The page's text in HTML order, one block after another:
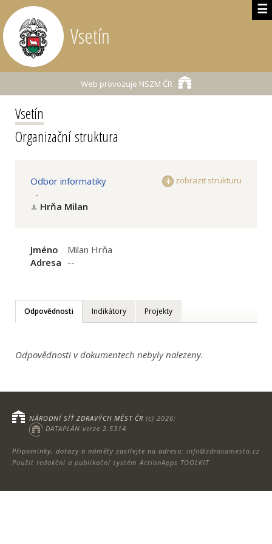
☰
Vsetín
Web provozuje NSZM ČR
Vsetín
Organizační struktura
zobrazit strukturu
Odbor informatiky
-
Hrňa Milan
Jméno
Milan Hrňa
Adresa --
Odpovědnosti Indikátory Projekty
Odpovědnosti v dokumentech nebyly nalezeny.
Připomínky, dotazy a náměty zasílejte na adresu: info@zdravamesta.cz
Použit redakční a publikační systém ActionApps TOOLKIT
NÁRODNÍ SÍŤ ZDRAVÝCH MĚST ČR (c) 2026;
DATAPLÁN verze 2.5314